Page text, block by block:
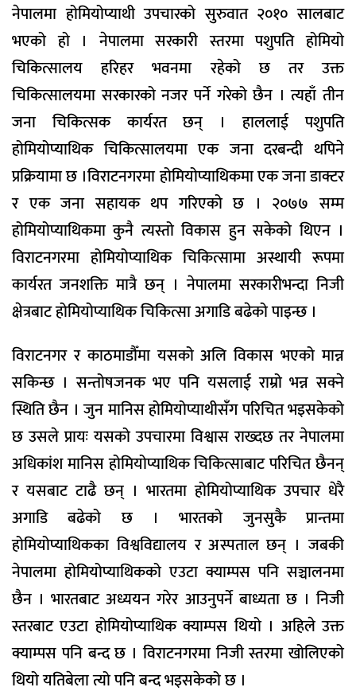
नेपालमा होमियोप्याथी उपचारको सुरुवात २०१० सालबाट
भएको हो । नेपालमा सरकारी स्तरमा पशुपति होमियो
चिकित्सालय हरिहर भवनमा रहेको छ तर उक्त
चिकित्सालयमा सरकारको नजर पर्ने गरेको छैन । त्यहाँ तीन
जना चिकित्सक कार्यरत छन् । हाललाई पशुपति
होमियोप्याथिक चिकित्सालयमा एक जना दरबन्दी थपिने
प्रक्रियामा छ ।विराटनगरमा होमियोप्याथिकमा एक जना डाक्टर
र एक जना सहायक थप गरिएको छ । २०७७ सम्म
होमियोप्याथिकमा कुनै त्यस्तो विकास हुन सकेको थिएन ।
विराटनगरमा होमियोप्याथिक चिकित्सामा अस्थायी रूपमा
कार्यरत जनशक्ति मात्रै छन् । नेपालमा सरकारीभन्दा निजी
क्षेत्रबाट होमियोप्याथिक चिकित्सा अगाडि बढेको पाइन्छ ।
विराटनगर र काठमाडौँमा यसको अलि विकास भएको मान्न
सकिन्छ । सन्तोषजनक भए पनि यसलाई राम्रो भन्न सक्ने
स्थिति छैन । जुन मानिस होमियोप्याथीसंँग परिचित भइसकेको
छ उसले प्रायः यसको उपचारमा विश्वास राख्दछ तर नेपालमा
अधिकांश मानिस होमियोप्याथिक चिकित्साबाट परिचित छैनन्
र यसबाट टाढै छन् । भारतमा होमियोप्याथिक उपचार धेरै
अगाडि बढेको छ । भारतको जुनसुकै प्रान्तमा
होमियोप्याथिकका विश्वविद्यालय र अस्पताल छन् । जबकी
नेपालमा होमियोप्याथिकको एउटा क्याम्पस पनि सञ्चालनमा
छैन । भारतबाट अध्ययन गरेर आउनुपर्ने बाध्यता छ । निजी
स्तरबाट एउटा होमियोप्याथिक क्याम्पस थियो । अहिले उक्त
क्याम्पस पनि बन्द छ । विराटनगरमा निजी स्तरमा खोलिएको
थियो यतिबेला त्यो पनि बन्द भइसकेको छ ।